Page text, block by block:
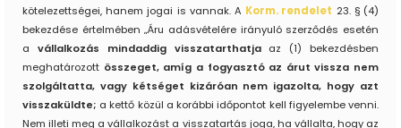
kötelezettségei, hanem jogai is vannak. A Korm. rendelet 23. § (4)
bekezdése értelmében „Áru adásvételére irányuló szerződés esetén
a vállalkozás mindaddig visszatarthatjaaz (1) bekezdésben
meghatározott összeget, amíg a fogyasztó az árut vissza nem
szolgáltatta, vagy kétséget kizáróan nem igazolta, hogy azt
visszaküldte; a kettő közül a korábbi időpontot kell figyelembe venni.
Nem illeti meg a vállalkozást a visszatartás joga, ha vállalta, hogy az